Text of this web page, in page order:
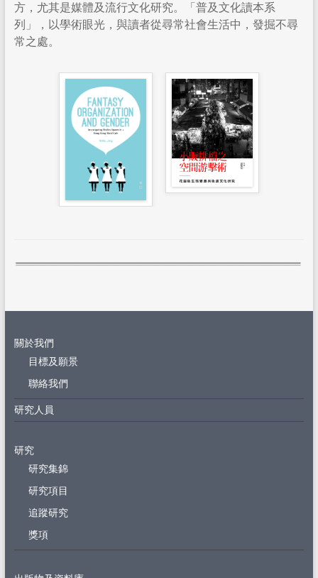
方，尤其是媒體及流行文化研究。「普及文化讀本系
列」，以學術眼光，與讀者從尋常社會生活中，發掘不尋
常之處。
關於我們
目標及願景
聯絡我們
研究人員
研究
研究集錦
研究項目
追蹤研究
獎項